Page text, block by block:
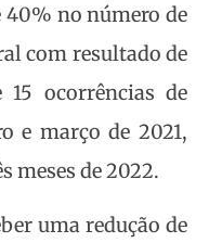
40% no número de
com resultado de
ocorrências de
e março de 2021,
meses de 2022.
uma redução de